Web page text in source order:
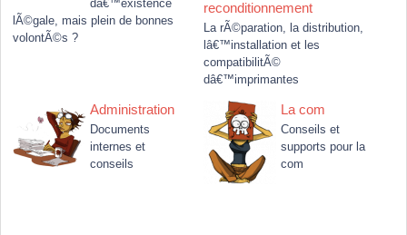
dâ€™existence
lÃ©gale, mais plein de bonnes
volontÃ©s ?
reconditionnement
La rÃ©paration, la distribution,
lâ€™installation et les
compatibilitÃ©
dâ€™imprimantes
Administration
Documents
internes et
conseils
La com
Conseils et
supports pour la
com